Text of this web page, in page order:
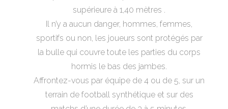
supérieure à 1,40 mètres .
Il n’y a aucun danger, hommes, femmes,
sportifs ou non, les joueurs sont protégés par
la bulle qui couvre toute les parties du corps
hormis le bas des jambes.
Affrontez-vous par équipe de 4 ou de 5, sur un
terrain de football synthétique et sur des